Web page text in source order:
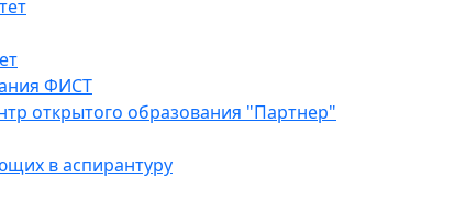
ФИСТ
открытого образования "Партнер"
в аспирантуру